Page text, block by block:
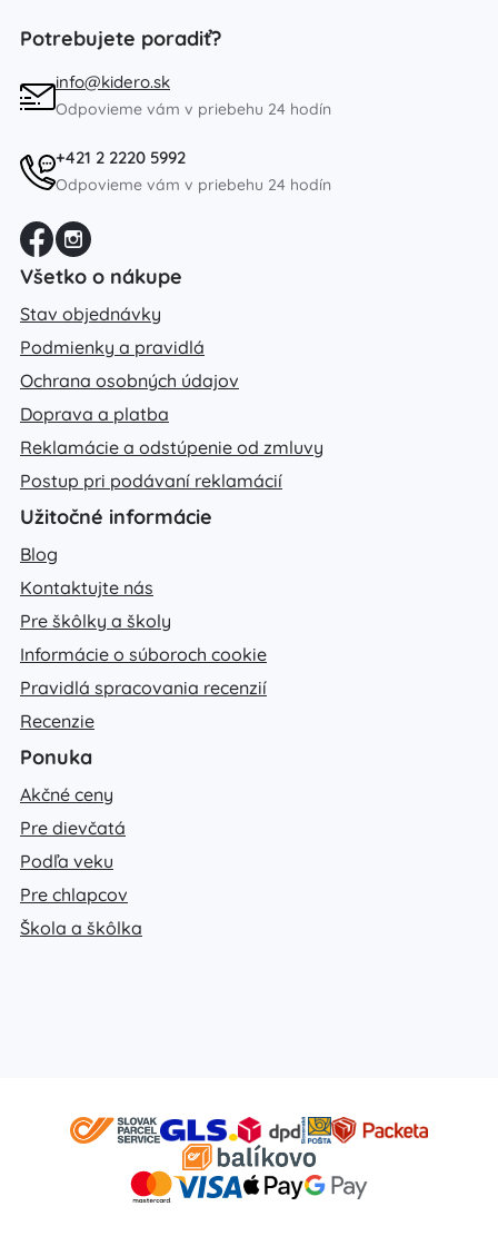
Potrebujete poradiť?
info@kidero.sk
Odpovieme vám v priebehu 24 hodín
+421 2 2220 5992
Odpovieme vám v priebehu 24 hodín
Všetko o nákupe
Stav objednávky
Podmienky a pravidlá
Ochrana osobných údajov
Doprava a platba
Reklamácie a odstúpenie od zmluvy
Postup pri podávaní reklamácií
Užitočné informácie
Blog
Kontaktujte nás
Pre škôlky a školy
Informácie o súboroch cookie
Pravidlá spracovania recenzií
Recenzie
Ponuka
Akčné ceny
Pre dievčatá
Podľa veku
Pre chlapcov
Škola a škôlka